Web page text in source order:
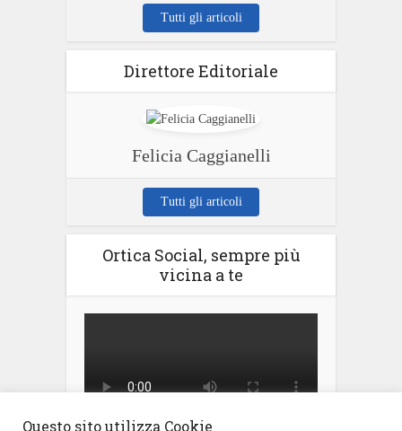
Tutti gli articoli
Direttore Editoriale
Felicia Caggianelli
Tutti gli articoli
Ortica Social, sempre più
vicina a te
Questo sito utilizza Cookie